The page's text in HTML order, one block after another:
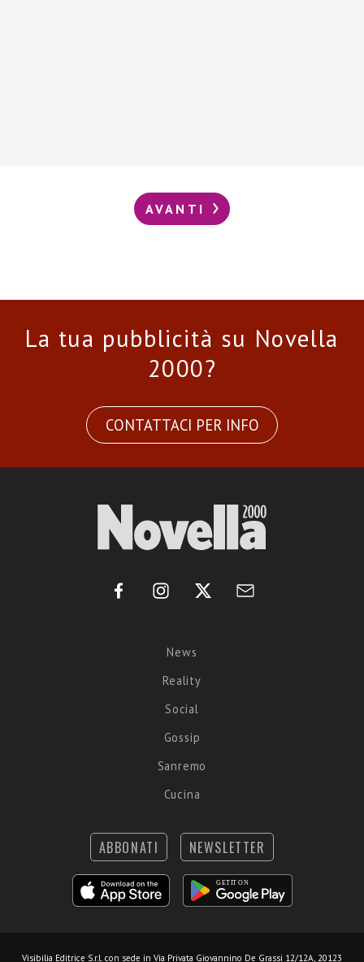
AVANTI
La tua pubblicità su Novella
2000?
CONTATTACI PER INFO
News
Reality
Social
Gossip
Sanremo
Cucina
ABBONATI NEWSLETTER
Visibilia Editrice S.r.l. con sede in Via Privata Giovannino De Grassi 12/12A, 20123